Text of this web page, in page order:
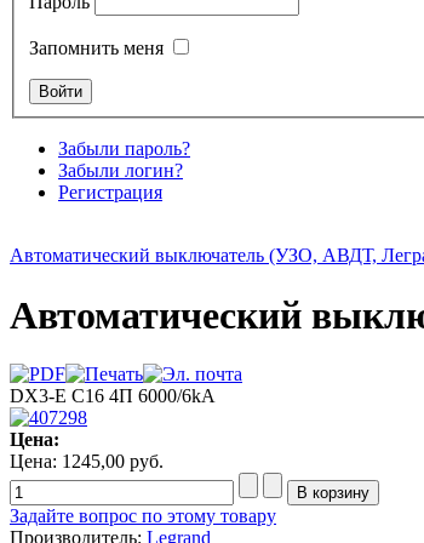
Запомнить меня
Забыли пароль?
Забыли логин?
Регистрация
Автоматический выключатель (УЗО, АВДТ,
Автоматический
DX3-E C16 4П 6000/6kA
Цена:
Цена: 1245,00 руб.
Задайте вопрос по этому товару
Производитель: Legrand